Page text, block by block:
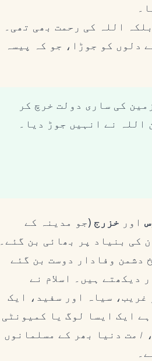
اللہ کی رحمت بھی تھی۔
دلوں کو جوڑا، جو کہ پیسہ
کی ساری دولت خرچ کر
اللہ نے انہیں جوڑ دیا۔
اور خزرج (جو مدینہ کے
کی بنیاد پر بھائی بن گئے۔
دشمن وفادار دوست بن گئے
دیکھتے ہیں۔ اسلام نے
غریب، سیاہ اور سفید، ایک
ایک ایسا لوگ یا کمیونٹی
امت دنیا بھر کے مسلمانوں